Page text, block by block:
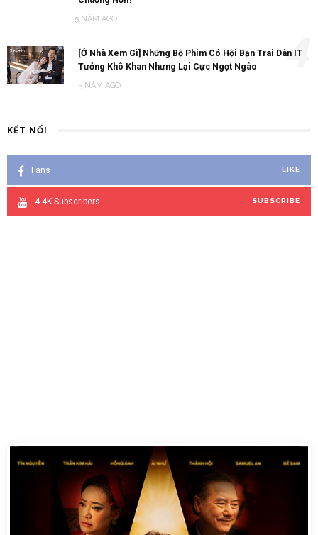
5 NĂM AGO
[Ở Nhà Xem Gì] Những Bộ Phim Có Hội Bạn Trai Dân IT
Tưởng Khô Khan Nhưng Lại Cực Ngọt Ngào
5 NĂM AGO
4
KẾT NỐI
Fans LIKE
4.4K Subscribers SUBSCRIBE